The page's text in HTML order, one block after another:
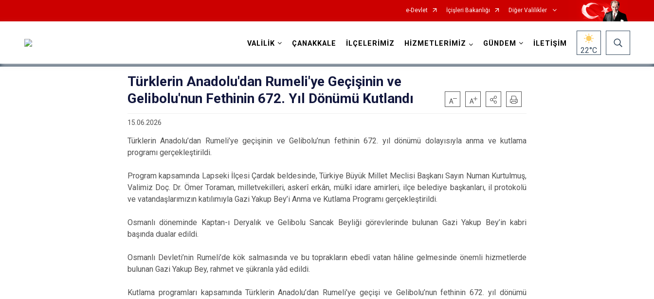
e-Devlet İçişleri Bakanlığı Diğer Valilikler
VALİLİK ÇANAKKALE İLÇELERİMİZ HİZMETLERİMİZ GÜNDEM İLETİŞİM
22°C
Türklerin Anadolu'dan Rumeli'ye Geçişinin ve
Gelibolu'nun Fethinin 672. Yıl Dönümü Kutlandı
15.06.2026
Türklerin Anadolu’dan Rumeli’ye geçişinin ve Gelibolu’nun fethinin 672. yıl dönümü dolayısıyla anma ve kutlama
programı gerçekleştirildi.
Program kapsamında Lapseki İlçesi Çardak beldesinde, Türkiye Büyük Millet Meclisi Başkanı Sayın Numan Kurtulmuş,
Valimiz Doç. Dr. Ömer Toraman, milletvekilleri, askerî erkân, mülkî idare amirleri, ilçe belediye başkanları, il protokolü
ve vatandaşlarımızın katılımıyla Gazi Yakup Bey’i Anma ve Kutlama Programı gerçekleştirildi.
Osmanlı döneminde Kaptan-ı Deryalık ve Gelibolu Sancak Beyliği görevlerinde bulunan Gazi Yakup Bey’in kabri
başında dualar edildi.
Osmanlı Devleti’nin Rumeli’de kök salmasında ve bu toprakların ebedî vatan hâline gelmesinde önemli hizmetlerde
bulunan Gazi Yakup Bey, rahmet ve şükranla yâd edildi.
Kutlama programları kapsamında Türklerin Anadolu’dan Rumeli’ye geçişi ve Gelibolu’nun fethinin 672. yıl dönümü